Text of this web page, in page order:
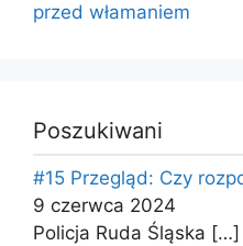
przed włamaniem
Poszukiwani
#15 Przegląd: Czy
9 czerwca 2024
Policja Ruda Śląska […]